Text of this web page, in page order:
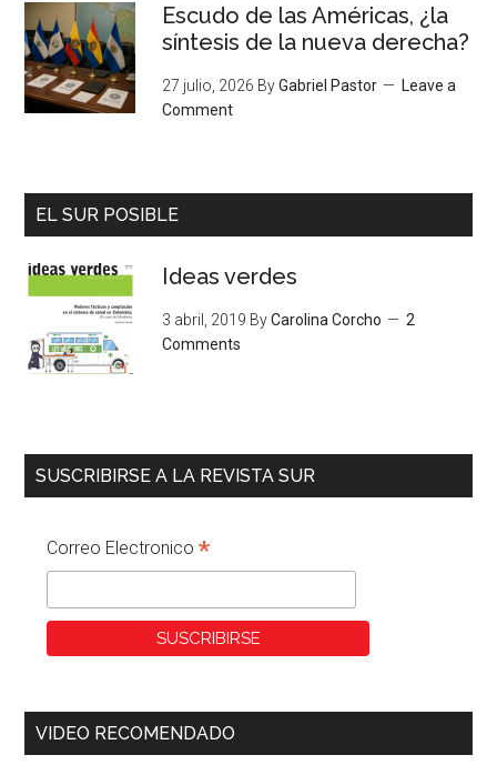
Escudo de las Américas, ¿la
síntesis de la nueva derecha?
27 julio, 2026 ByGabriel Pastor
Leave a
Comment
EL SUR POSIBLE
Ideas verdes
3 abril, 2019 ByCarolina Corcho
2
Comments
SUSCRIBIRSE A LA REVISTA SUR
Correo Electronico*
VIDEO RECOMENDADO